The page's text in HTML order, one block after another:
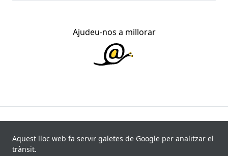
Ajudeu-nos a millorar
recollides de 840 fonts i 8.113 informants. Última
Aquest lloc web fa servir galetes de Google per analitzar el
trànsit.